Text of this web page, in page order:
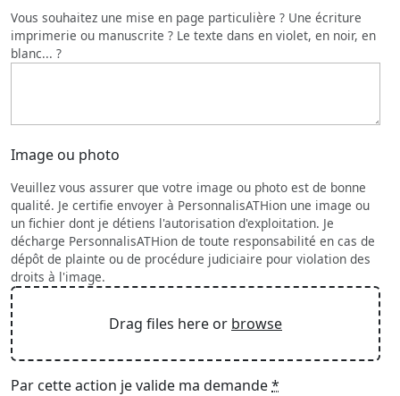
Vous souhaitez une mise en page particulière ? Une écriture
imprimerie ou manuscrite ? Le texte dans en violet, en noir, en
blanc... ?
Image ou photo
Veuillez vous assurer que votre image ou photo est de bonne
qualité. Je certifie envoyer à PersonnalisATHion une image ou
un fichier dont je détiens l'autorisation d'exploitation. Je
décharge PersonnalisATHion de toute responsabilité en cas de
dépôt de plainte ou de procédure judiciaire pour violation des
droits à l'image.
Drag files here or browse
Par cette action je valide ma demande*